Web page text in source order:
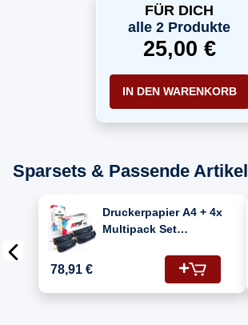
FÜR DICH
alle 2 Produkte
25,00 €
IN DEN WARENKORB
Sparsets & Passende Artikel
Druckerpapier A4 + 4x
Multipack Set
(7616A005/703) Toner
Schwarz
78,91 €